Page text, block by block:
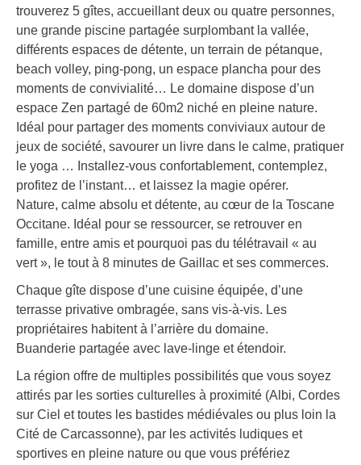
trouverez 5 gîtes, accueillant deux ou quatre personnes,
une grande piscine partagée surplombant la vallée,
différents espaces de détente, un terrain de pétanque,
beach volley, ping-pong, un espace plancha pour des
moments de convivialité… Le domaine dispose d’un
espace Zen partagé de 60m2 niché en pleine nature.
Idéal pour partager des moments conviviaux autour de
jeux de société, savourer un livre dans le calme, pratiquer
le yoga … Installez-vous confortablement, contemplez,
profitez de l’instant… et laissez la magie opérer.
Nature, calme absolu et détente, au cœur de la Toscane
Occitane. Idéal pour se ressourcer, se retrouver en
famille, entre amis et pourquoi pas du télétravail « au
vert », le tout à 8 minutes de Gaillac et ses commerces.
Chaque gîte dispose d’une cuisine équipée, d’une
terrasse privative ombragée, sans vis-à-vis. Les
propriétaires habitent à l’arrière du domaine.
Buanderie partagée avec lave-linge et étendoir.
La région offre de multiples possibilités que vous soyez
attirés par les sorties culturelles à proximité (Albi, Cordes
sur Ciel et toutes les bastides médiévales ou plus loin la
Cité de Carcassonne), par les activités ludiques et
sportives en pleine nature ou que vous préfériez